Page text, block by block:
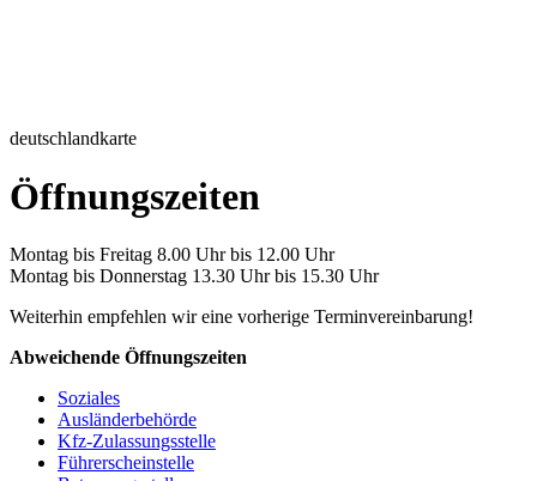
deutschlandkarte
Öffnungszeiten
Montag bis Freitag 8.00 Uhr bis 12.00 Uhr
Montag bis Donnerstag 13.30 Uhr bis 15.30 Uhr
Weiterhin empfehlen wir eine vorherige Terminvereinbarung!
Abweichende Öffnungszeiten
Soziales
Ausländerbehörde
Kfz-Zulassungsstelle
Führerscheinstelle